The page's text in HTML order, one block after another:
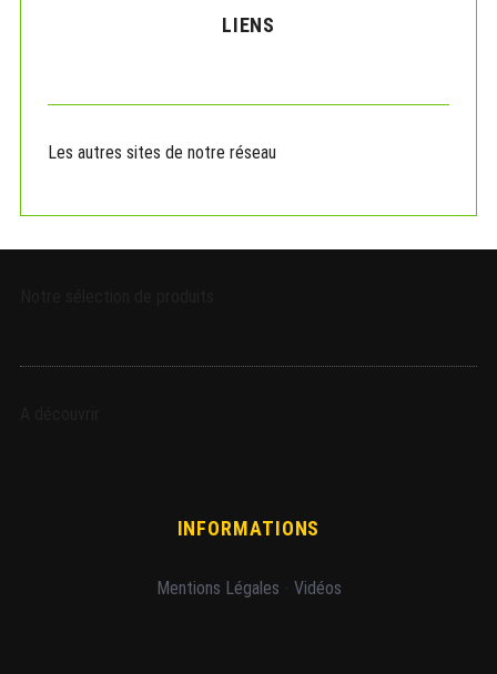
r
LIENS
Les autres sites de notre réseau
INFORMATIONS
Mentions Légales Vidéos